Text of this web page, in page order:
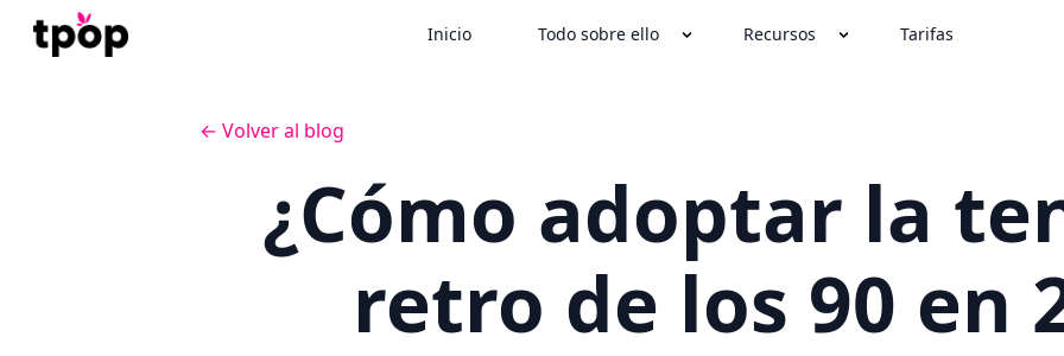
Inicio Todo sobre ello Recursos Tarifas
← Volver al blog
¿Cómo adoptar la
retro de los 90 en